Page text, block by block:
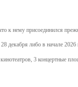
к нему присоединился
декабря либо в начале 2026
3 концертные